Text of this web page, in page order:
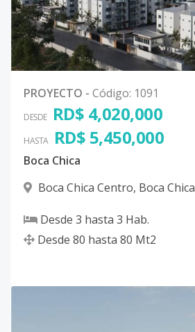
PROYECTO - Código: 1091
DESDE RD$ 4,020,000
HASTA RD$ 5,450,000
Boca Chica
Boca Chica Centro, Boca Chica
Desde 3 hasta 3 Hab.
Desde 80 hasta 80 Mt2